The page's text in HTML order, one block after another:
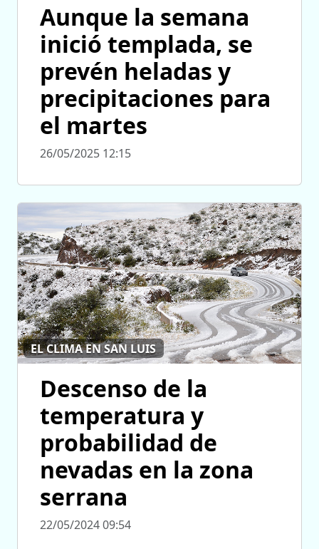
Aunque la semana
inició templada, se
prevén heladas y
precipitaciones para
el martes
26/05/2025 12:15
EL CLIMA EN SAN LUIS
Descenso de la
temperatura y
probabilidad de
nevadas en la zona
serrana
22/05/2024 09:54